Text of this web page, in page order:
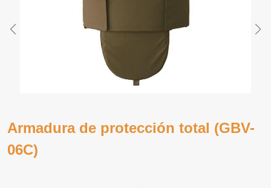
Armadura de protección total (GBV-
06C)